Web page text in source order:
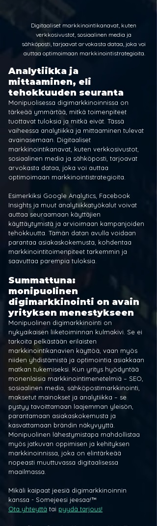
Digitaaliset markkinointikanavat, kuten
verkkosivustot, sosiaalinen media ja
sähköposti, tarjoavat arvokasta dataa, joka voi
auttaa optimoimaan markkinointistrategioita.
Analytiikka ja
mittaaminen, eli
tehokkuuden seuranta
Monipuolisessa digimarkkinoinnissa on
tärkeää ymmärtää, mitkä toimenpiteet
tuottavat tuloksia ja mitkä eivät. Tässä
vaiheessa analytiikka ja mittaaminen tulevat
avainasemaan. Digitaaliset
markkinointikanavat, kuten verkkosivustot,
sosiaalinen media ja sähköposti, tarjoavat
arvokasta dataa, joka voi auttaa
optimoimaan markkinointistrategioita.
Esimerkiksi Google Analytics, Facebook
Insights ja muut analytiikkatyökalut voivat
auttaa seuraamaan käyttäjien
käyttäytymistä ja arvioimaan kampanjoiden
tehokkuutta. Tämän datan avulla voidaan
parantaa asiakaskokemusta, kohdentaa
markkinointitoimenpiteet tarkemmin ja
saavuttaa parempia tuloksia.
Summattuna:
monipuolinen
digimarkkinointi on avain
yrityksen menestykseen
Monipuolinen digimarkkinointi on
nykyaikaisen liiketoiminnan kulmakivi. Se ei
tarkoita pelkästään erilaisten
markkinointikanavien käyttöä, vaan myös
niiden yhdistämistä ja optimointia asiakkaan
matkan tukemiseksi. Kun yritys hyödyntää
monenlaisia markkinointimenetelmiä – SEO,
sosiaalinen media, sähköpostimarkkinointi,
maksetut mainokset ja analytiikka – se
pystyy tavoittamaan laajemman yleisön,
parantamaan asiakaskokemusta ja
kasvattamaan brändin näkyvyyttä.
Monipuolinen lähestymistapa mahdollistaa
myös jatkuvan oppimisen ja kehityksen
markkinoinnissa, joka on elintärkeää
nopeasti muuttuvassa digitaalisessa
maailmassa.
Mikäli kaipaat jeesiä digimarkkinoinnin
kanssa - Somejeesi jeesaa!™
Ota yhteyttä tai pyydä tarjous!